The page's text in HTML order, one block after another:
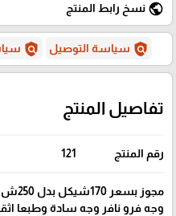
public نسخ رابط المنتج
policy سياسة التوصيل policy
تفاصيل المنتج
رقم المنتج 121
مجوز بسعر 170شيكل بدل 250ش 6 قطع
وجه فرو نافر وجه سادة وطبعا اثقل